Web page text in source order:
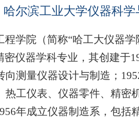
哈尔滨工业大学仪器科
学院（简称“哈工大仪器
仪器学科专业，其创建于
测量仪器设计与制造；
热工仪表、仪器零件、精密
年成立仪器制造系，包括